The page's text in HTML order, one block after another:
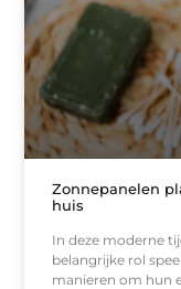
Zonnepanelen
huis
In deze moderne
belangrijke rol
manieren om hun